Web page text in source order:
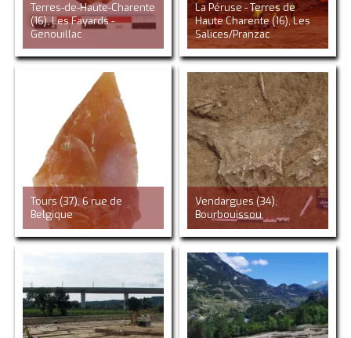
Terres-de-Haute-Charente
(16), Les Fayards -
Genouillac
La Péruse - Terres de
Haute Charente (16), Les
Salices/Pranzac
Tours (37), 6 rue de
Belgique
Vendargues (34),
Bourbouissou